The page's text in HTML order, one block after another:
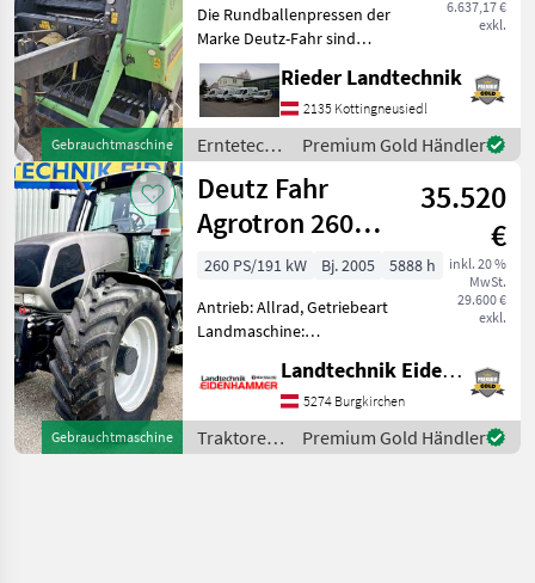
Gebrauchtmaschine
6.637,17 €
exkl.
Die Rundballenpressen der
Marke Deutz-Fahr sind
bekannt für ihre
Zuverlässigkeit und
Leistungsfähigkeit in der
Landwirtschaft. Bei dem
vorliegenden Modell
handelt es
Rieder Landtechnik
2135 Kottingneusiedl
Erntetechnik
Grünland /
Deutz Fahr
Premium Gold Händler
Gebrauchtmaschine
Deutz Fahr
Agrotron 260
MK3
35.520
€
inkl. 20 %
MwSt.
29.600 €
exkl.
260 PS/191 kW Bj. 2005
5888 h
Antrieb: Allrad, Getriebeart
Landmaschine:
Plattform: Kabine,
Zapfwellendrehzahl: 1000,
Höchstgeschwindigkeit in
km/h: 50 km/h, Aufladung:
Landtechnik Eidenhammer GmbH
5274 Burgkirchen
Traktoren
/ Deutz
Premium Gold Händler